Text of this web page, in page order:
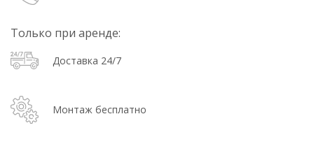
Только при аренде:
Доставка 24/7
Монтаж бесплатно